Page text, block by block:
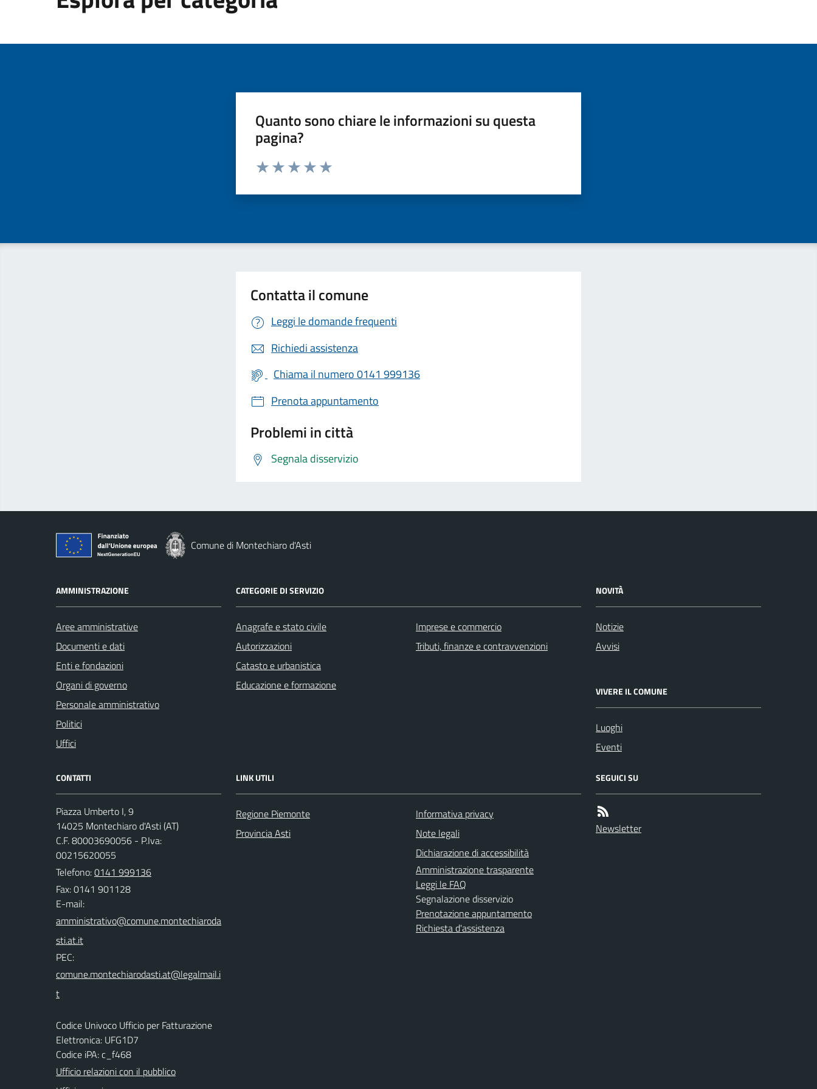
Quanto sono chiare le informazioni su questa
pagina?
Valuta da 1 a 5 stelle la pagina
Contatta il comune
Leggi le domande frequenti
Richiedi assistenza
Chiama il numero 0141 999136
Prenota appuntamento
Problemi in città
Segnala disservizio
Comune di Montechiaro d'Asti
AMMINISTRAZIONE
Aree amministrative
Documenti e dati
Enti e fondazioni
Organi di governo
Personale amministrativo
Politici
Uffici
CATEGORIE DI SERVIZIO
Anagrafe e stato civile
Autorizzazioni
Catasto e urbanistica
Educazione e formazione
Imprese e commercio
Tributi, finanze e contravvenzioni
NOVITÀ
Notizie
Avvisi
VIVERE IL COMUNE
Luoghi
Eventi
CONTATTI
Piazza Umberto I, 9
14025 Montechiaro d'Asti (AT)
C.F. 80003690056 - P.Iva:
00215620055
Telefono:0141 999136
Fax: 0141 901128
E-mail:
PEC:
Codice Univoco Ufficio per Fatturazione
Elettronica: UFG1D7
Codice iPA: c_f468
Ufficio relazioni con il pubblico
LINK UTILI
Regione Piemonte
Provincia Asti
Informativa privacy
Note legali
Dichiarazione di accessibilità
Amministrazione trasparente
Leggi le FAQ
Segnalazione disservizio
Prenotazione appuntamento
Richiesta d'assistenza
SEGUICI SU
Newsletter